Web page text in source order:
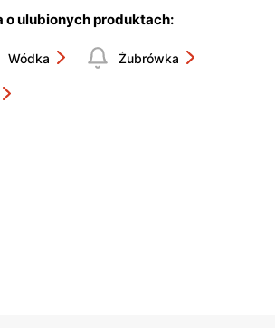
o ulubionych produktach:
Wódka Żubrówka